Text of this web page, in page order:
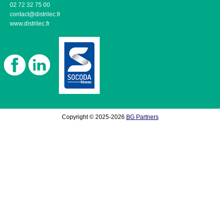
02 72 32 75 00
contact@distrilec.fr
www.distrilec.fr
Copyright © 2025-2026 BG Partners